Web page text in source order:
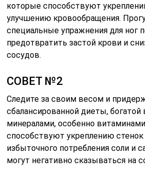
которые способствуют
улучшению кровообращения.
специальные упражнения для ног
предотвратить застой крови и
сосудов.
СОВЕТ №2
Следите за своим весом и
сбалансированной диеты,
минералами, особенно
способствуют укреплению стенок
избыточного потребления соли и
могут негативно сказываться на